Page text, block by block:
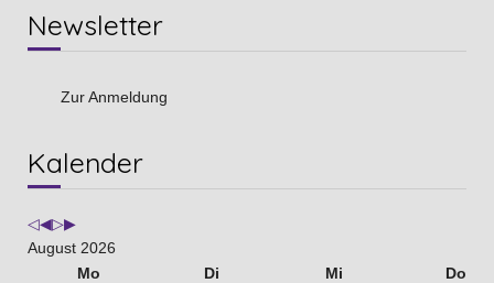
Newsletter
Zur Anmeldung
Kalender
Jahr
Monat
JahrMonat
August 2026
Mo
Di Mi Do